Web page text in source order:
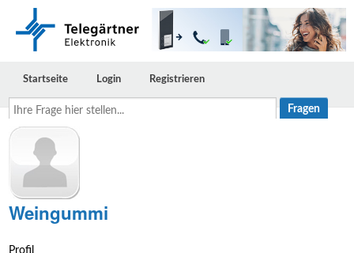
Ihre
Frage
stellen...
Startseite Login Registrieren
Weingummi